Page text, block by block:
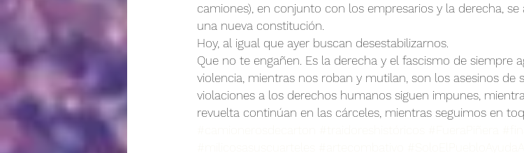
camiones), en conjunto con los empresarios y la derecha,
una nueva constitución.
Hoy, al igual que ayer buscan desestabilizarnos.
Que no te engañen. Es la derecha y el fascismo de siempre
violencia, mientras nos roban y mutilan, son los asesinos de
violaciones a los derechos humanos siguen impunes,
revuelta continúan en las cárceles, mientras seguimos en